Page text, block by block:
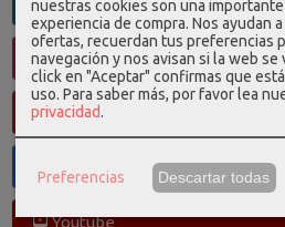
Linkedin
Instagram
Pinterest
Facebook
Youtube
nuestras cookies son una
experiencia de compra. Nos ayudan
ofertas, recuerdan tus preferencias
navegación y nos avisan si la web
click en "Aceptar" confirmas que
uso. Para saber más, por favor lea
privacidad.
Preferencias Descartar todas